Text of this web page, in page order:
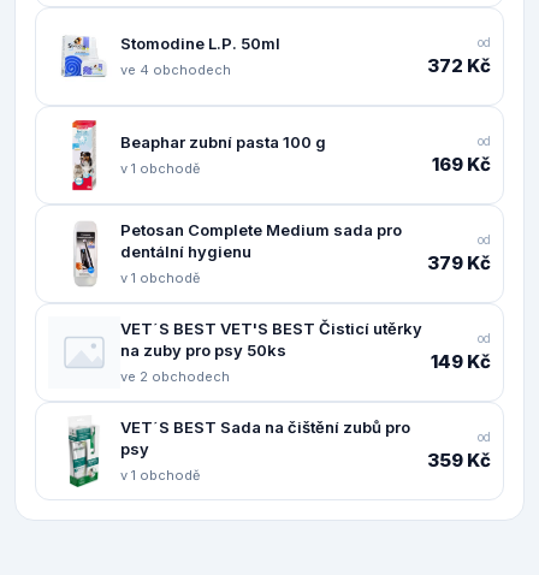
Stomodine L.P. 50ml
ve 4 obchodech
od
372 Kč
Beaphar zubní pasta 100 g
v 1 obchodě
od
169 Kč
Petosan Complete Medium sada pro
dentální hygienu
v 1 obchodě
od
379 Kč
VET´S BEST VET'S BEST Čisticí utěrky
na zuby pro psy 50ks
ve 2 obchodech
od
149 Kč
VET´S BEST Sada na čištění zubů pro
psy
v 1 obchodě
od
359 Kč